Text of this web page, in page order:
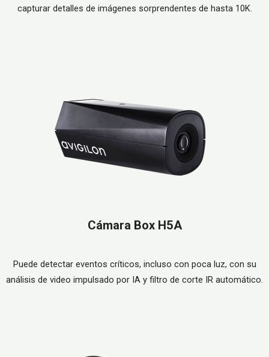
capturar detalles de imágenes sorprendentes de hasta 10K.
Cámara Box H5A
Puede detectar eventos críticos, incluso con poca luz, con su
análisis de video impulsado por IA y filtro de corte IR automático.